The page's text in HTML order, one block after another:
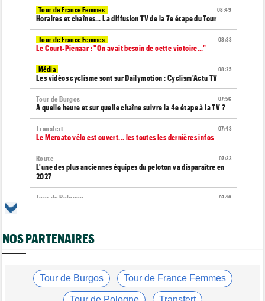
08:49
Tour de France Femmes
Horaires et chaînes… La diffusion TV de la 7e étape du Tour
08:33
Tour de France Femmes
Le Court-Pienaar : "On avait besoin de cette victoire..."
08:25
Média
Les vidéos cyclisme sont sur Dailymotion : Cyclism'Actu TV
07:56
Tour de Burgos
A quelle heure et sur quelle chaîne suivre la 4e étape à la TV ?
07:43
Transfert
Le Mercato vélo est ouvert... les toutes les dernières infos
07:33
Route
L'une des plus anciennes équipes du peloton va disparaître en
2027
07:10
Tour de Pologne
Felix Gall : "L'objectif ? Conserver ce maillot de leader"
06/08
Transfert
Joe Blackmore devrait rejoindre une grosse formation
NOS PARTENAIRES
Tour de Burgos Tour de France Femmes